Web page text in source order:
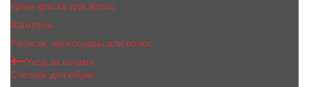
Крем-краска для волос
Шампунь
Расчски, аксессуары для волос
Уход за ногами
Стельки для обуви